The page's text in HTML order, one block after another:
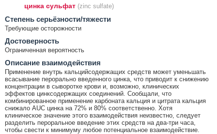
цинка сульфат (zinc sulfate)
Cтепень серьёзности/тяжести
Требующие осторожности
Достоверность
Ограниченная вероятность
Описание взаимодействия
Применение внутрь кальцийсодержащих средств может уменьшать
всасывание перорально введенного цинка, что приводит к снижению
концентрации в сыворотке крови и, возможно, клинических
эффектов цинксодержащих соединений. Сообщали, что
комбинированное применение карбоната кальция и цитрата кальция
снижало AUC цинка на 72% и 80% соответственно. Хотя
клиническое значение этого взаимодействия неизвестно, следует
разделить пероральное введение этих средств на два-три часа,
чтобы свести к минимуму любое потенциальное взаимодействие.